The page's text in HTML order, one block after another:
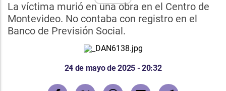
La víctima murió en una obra en el Centro de
Montevideo. No contaba con registro en el
Banco de Previsión Social.
24 de mayo de 2025 - 20:32